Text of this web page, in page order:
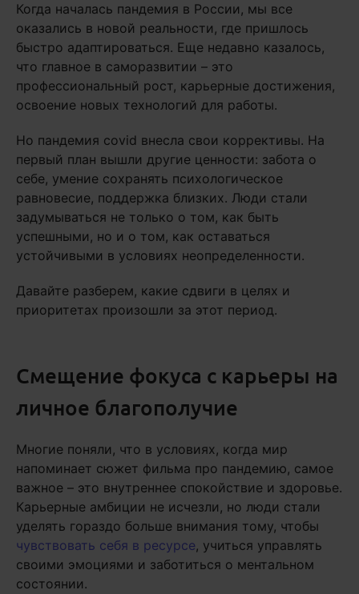
Когда началась пандемия в России, мы все
оказались в новой реальности, где пришлось
быстро адаптироваться. Еще недавно казалось,
что главное в саморазвитии – это
профессиональный рост, карьерные достижения,
освоение новых технологий для работы.
Но пандемия covid внесла свои коррективы. На
первый план вышли другие ценности: забота о
себе, умение сохранять психологическое
равновесие, поддержка близких. Люди стали
задумываться не только о том, как быть
успешными, но и о том, как оставаться
устойчивыми в условиях неопределенности.
Давайте разберем, какие сдвиги в целях и
приоритетах произошли за этот период.
Смещение фокуса с карьеры на
личное благополучие
Многие поняли, что в условиях, когда мир
напоминает сюжет фильма про пандемию, самое
важное – это внутреннее спокойствие и здоровье.
Карьерные амбиции не исчезли, но люди стали
уделять гораздо больше внимания тому, чтобы
чувствовать себя в ресурсе, учиться управлять
своими эмоциями и заботиться о ментальном
состоянии.